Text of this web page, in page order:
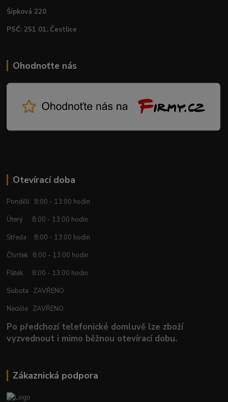
Šípková 220
PSČ: 251 01, Čestlice
Ohodnoťte nás
Otevírací doba
Pondělí 8:00 - 13:00 hodin
Úterý 8:00 - 13:00 hodin
Středa 8:00 - 13:00 hodin
Čtvrtek 8:00 - 13:00 hodin
Pátek 8:00 - 13:00 hodin
Sobota ZAVŘENO
Neděle ZAVŘENO
Po předchozí telefonické domluvě lze zboží
vyzvednout i mimo běžnou otevírací dobu.
Zákaznická podpora